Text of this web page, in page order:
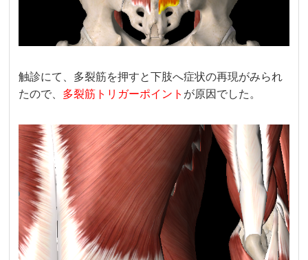
触診にて、多裂筋を押すと下肢へ症状の再現がみられ
たので、 多裂筋トリガーポイント が原因でした。